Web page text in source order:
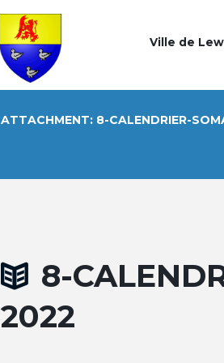
Ville de
ATTACHMENT: 8-CALENDRIER-
8-
2022